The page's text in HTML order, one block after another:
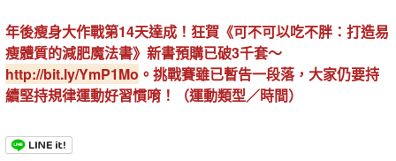
年後瘦身大作戰第14天達成！狂賀《可不可以吃不胖：打造易
瘦體質的減肥魔法書》新書預購已破3千套～
http://bit.ly/YmP1Mo 。挑戰賽雖已暫告一段落，大家仍要持
續堅持規律運動好習慣唷！（運動類型／時間）